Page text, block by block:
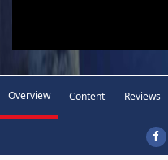
Overview Content Reviews